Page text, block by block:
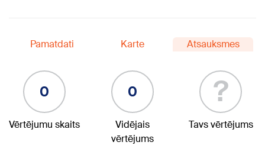
Pamatdati Karte Atsauksmes
0
Vērtējumu skaits
0
Vidējais
vērtējums
?
Tavs vērtējums